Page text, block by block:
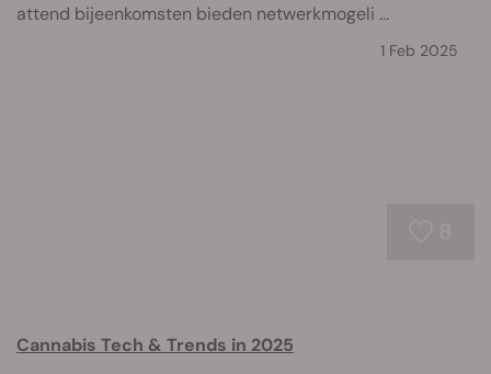
attend bijeenkomsten bieden netwerkmogeli ...
1 Feb 2025
Cannabis Tech & Trends in 2025